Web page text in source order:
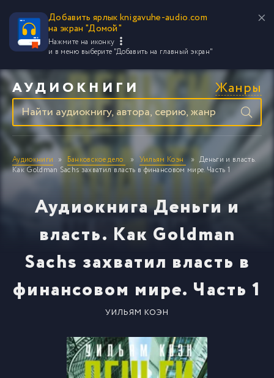
Добавить ярлык knigavuhe-audio.com
на экран "Домой"
Нажмите на иконку
и в меню выберите "Добавить на главный экран"
АУДИОКНИГИ Жанры
Аудиокниги Банковское дело Уильям Коэн
Деньги и власть.
Как Goldman Sachs захватил власть в финансовом мире. Часть 1
Аудиокнига Деньги и
власть. Как Goldman
Sachs захватил власть в
финансовом мире. Часть 1
УИЛЬЯМ КОЭН